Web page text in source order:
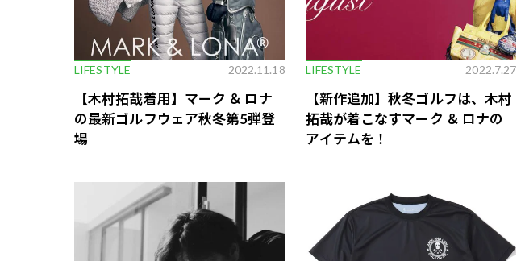
LIFESTYLE 2022.11.18
【木村拓哉着用】マーク ＆ ロナ
の最新ゴルフウェア秋冬第5弾登
場
LIFESTYLE 2022.7.27
【新作追加】秋冬ゴルフは、木村
拓哉が着こなすマーク ＆ ロナの
アイテムを！